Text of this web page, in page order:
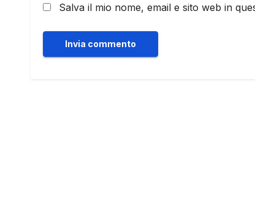
Salva il mio nome, email e sito web in